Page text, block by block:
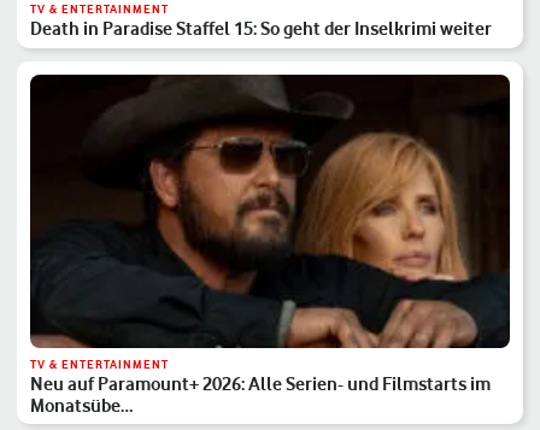
TV & ENTERTAINMENT
Death in Paradise Staffel 15: So geht der Inselkrimi weiter
TV & ENTERTAINMENT
Neu auf Paramount+ 2026: Alle Serien- und Filmstarts im
Monatsübe…